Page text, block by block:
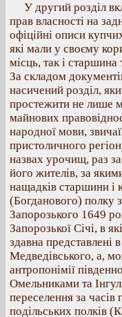
У другий розділ
прав власності на
офіційні описи
які мали у своєму
місць, так і старшина
За складом
насичений розділ,
простежити не лише
майнових
народної мови,
пристоличного
назвах урочищ, раз
його жителів, за
нащадків старшини і
(Богданового) полку
Запорозького 1649
Запорозької Січі, в
здавна представлені
Медведівського, а,
антропонімії
Омельниками та
переселення за
подільських полків